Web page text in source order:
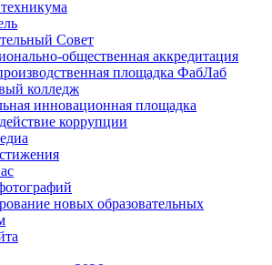
Совет
общественная аккредитация
площадка ФабЛаб
колледж
инновационная площадка
коррупции
новых образовательных